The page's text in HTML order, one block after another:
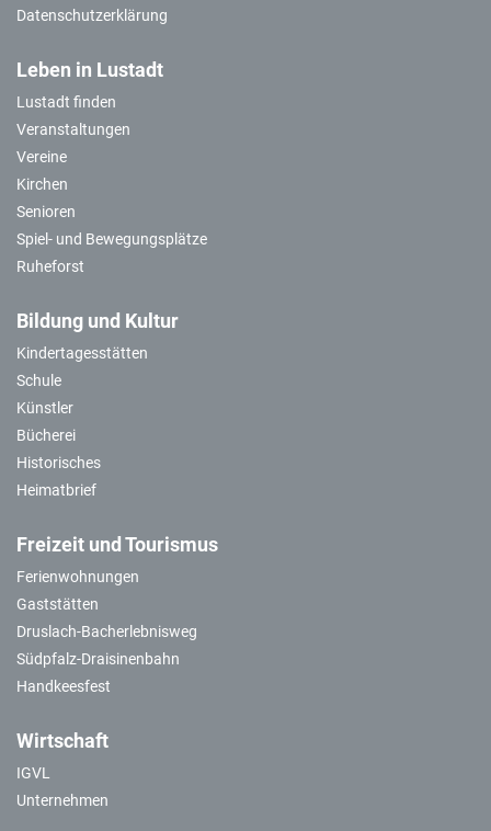
Datenschutzerklärung
Leben in Lustadt
Lustadt finden
Veranstaltungen
Vereine
Kirchen
Senioren
Spiel- und Bewegungsplätze
Ruheforst
Bildung und Kultur
Kindertagesstätten
Schule
Künstler
Bücherei
Historisches
Heimatbrief
Freizeit und Tourismus
Ferienwohnungen
Gaststätten
Druslach-Bacherlebnisweg
Südpfalz-Draisinenbahn
Handkeesfest
Wirtschaft
IGVL
Unternehmen